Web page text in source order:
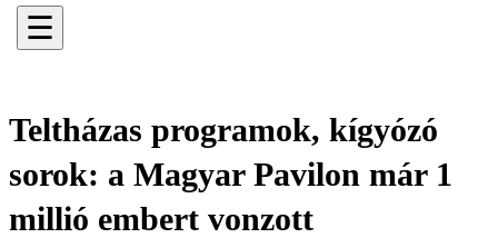
☰
Teltházas programok, kígyózó
sorok: a Magyar Pavilon már 1
millió embert vonzott